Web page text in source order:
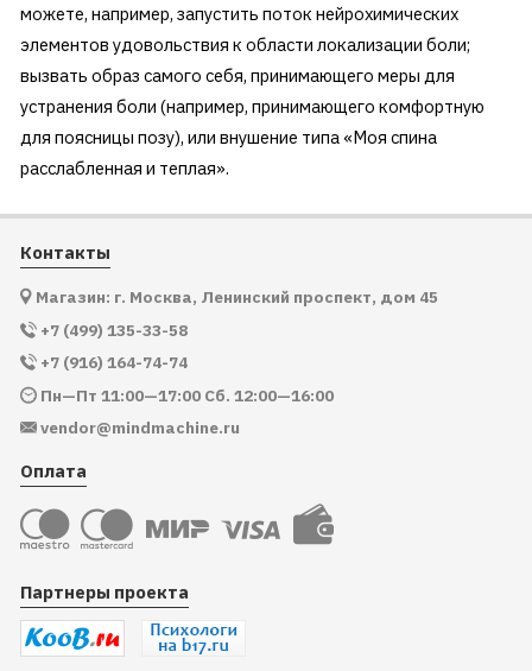
можете, например, запустить поток нейрохимических
элементов удовольствия к области локализации боли;
вызвать образ самого себя, принимающего меры для
устранения боли (например, принимающего комфортную
для поясницы позу), или внушение типа «Моя спина
расслабленная и теплая».
Контакты
Магазин: г. Москва, Ленинский проспект, дом 45
+7 (499) 135-33-58
+7 (916) 164-74-74
Пн—Пт 11:00—17:00 Сб. 12:00—16:00
vendor@mindmachine.ru
Оплата
Партнеры проекта